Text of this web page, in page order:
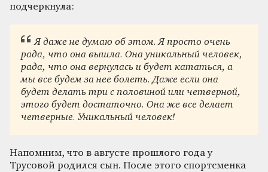
подчеркнула:
Я даже не думаю об этом. Я просто очень
рада, что она вышла. Она уникальный человек,
рада, что она вернулась и будет кататься, а
мы все будем за нее болеть. Даже если она
будет делать три с половиной или четверной,
этого будет достаточно. Она же все делает
четверные. Уникальный человек!
Напомним, что в августе прошлого года у
Трусовой родился сын. После этого спортсменка